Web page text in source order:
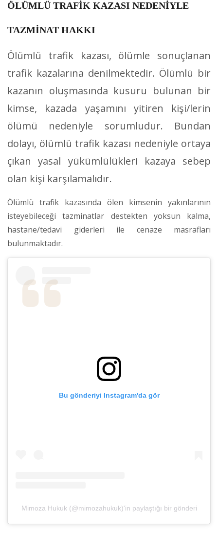
ÖLÜMLÜ TRAFİK KAZASI NEDENİYLE
TAZMİNAT HAKKI
Ölümlü trafik kazası, ölümle sonuçlanan
trafik kazalarına denilmektedir. Ölümlü bir
kazanın oluşmasında kusuru bulunan bir
kimse, kazada yaşamını yitiren kişi/lerin
ölümü nedeniyle sorumludur. Bundan
dolayı, ölümlü trafik kazası nedeniyle ortaya
çıkan yasal yükümlülükleri kazaya sebep
olan kişi karşılamalıdır.
Ölümlü trafik kazasında ölen kimsenin yakınlarının
isteyebileceği tazminatlar destekten yoksun kalma,
hastane/tedavi giderleri ile cenaze masrafları
bulunmaktadır.
Bu gönderiyi Instagram'da gör
Mimoza Hukuk (@mimozahukuk)'in paylaştığı bir gönderi